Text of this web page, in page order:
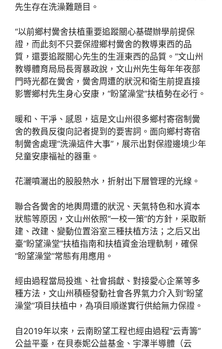
先生存在洗澡難題目。
“以前鄉村黌舍扶植重要追蹤關心基礎辦學前提保
證，而此刻不只要保證鄉村黌舍的教導東西的品
質，還要追蹤關心先生的生涯東西的品質。”文山州
教導體育局局長胥暴政說，文山州先生每年年夜部
門時光都在黌舍，黌舍周遭的狀況和衛生前提直接
影響鄉村先生身心安康，“盼望澡堂”扶植勢在必行。
暖和、干凈、感恩，這是文山州很多鄉村寄宿制黌
舍的教員反復向記者提到的要害詞。面向鄉村寄宿
制黌舍處理“洗澡這件大事”，展示出對保證邊境少年
兒童安康福祉的器重。
花灑噴灑出的股股熱水，折射出下層管理的光線。
聯合各黌舍的地輿周遭的狀況、天氣特色和水資本
狀態等原因，文山州依照“一校一策”的方針，采取新
建、改建、變動位置浴室三種扶植方法；之后又出
臺“盼望澡堂”扶植指南和扶植資金治理軌制，確保
“盼望澡堂”常態有用應用。
經由過程當局投進、社會捐獻、對接愛心企業等多
種方法，文山州積極發動社會各界氣力介入到“盼望
澡堂”項目扶植中，為項目順遂實行供給無力保證。
自2019年以來，云南盼望工程也經由過程“云青籌”
公益平臺，在貝泰妮公益基金、宇澤半導體（云